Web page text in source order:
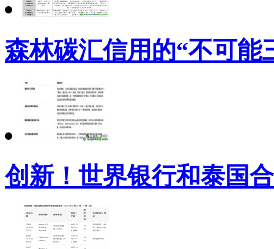
森林碳汇信用的“不可
创新！世界银行和泰国